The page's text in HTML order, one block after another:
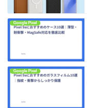
Google Pixel
Google Pixel